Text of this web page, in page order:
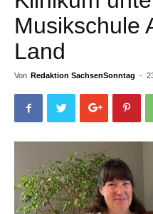
Musikschule
Land
Von Redaktion SachsenSonntag -